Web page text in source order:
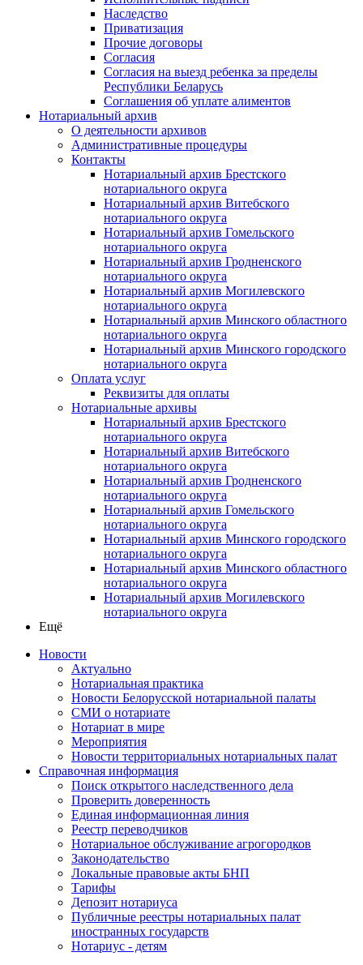
Наследство
Приватизация
Прочие договоры
Согласия
Согласия на выезд ребенка за пределы
Республики Беларусь
Соглашения об уплате алиментов
Нотариальный архив
О деятельности архивов
Административные процедуры
Контакты
Нотариальный архив Брестского
нотариального округа
Нотариальный архив Витебского
нотариального округа
Нотариальный архив Гомельского
нотариального округа
Нотариальный архив Гродненского
нотариального округа
Нотариальный архив Могилевского
нотариального округа
Нотариальный архив Минского областного
нотариального округа
Нотариальный архив Минского городского
нотариального округа
Оплата услуг
Реквизиты для оплаты
Нотариальные архивы
Нотариальный архив Брестского
нотариального округа
Нотариальный архив Витебского
нотариального округа
Нотариальный архив Гродненского
нотариального округа
Нотариальный архив Гомельского
нотариального округа
Нотариальный архив Минского городского
нотариального округа
Нотариальный архив Минского областного
нотариального округа
Нотариальный архив Могилевского
нотариального округа
Ещё
Новости
Актуально
Нотариальная практика
Новости Белорусской нотариальной палаты
СМИ о нотариате
Нотариат в мире
Мероприятия
Новости территориальных нотариальных палат
Справочная информация
Поиск открытого наследственного дела
Проверить доверенность
Единая информационная линия
Реестр переводчиков
Нотариальное обслуживание агрогородков
Законодательство
Локальные правовые акты БНП
Тарифы
Депозит нотариуса
Публичные реестры нотариальных палат
иностранных государств
Нотариус - детям